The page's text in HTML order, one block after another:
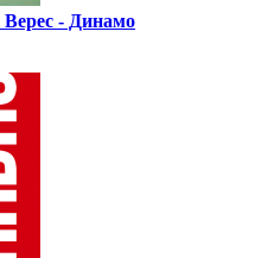
Верес - Динамо